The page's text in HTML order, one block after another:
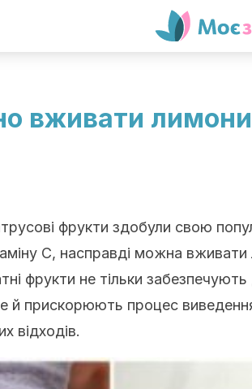
вживати
фрукти здобули свою
С, насправді можна
фрукти не тільки
й прискорюють процес
відходів.